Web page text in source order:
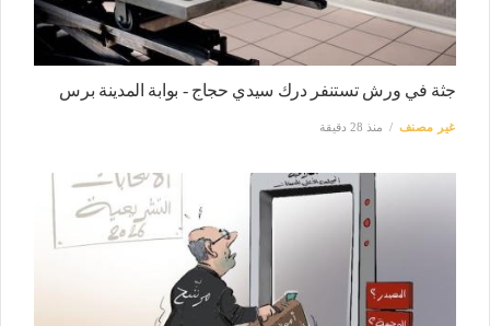
جثة في ورش تستنفر درك سيدي حجاج - بوابة المدينة برس
غير مصنف منذ 28 دقيقة